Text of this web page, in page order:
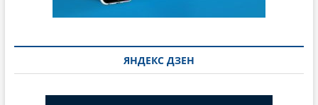
ЯНДЕКС ДЗЕН